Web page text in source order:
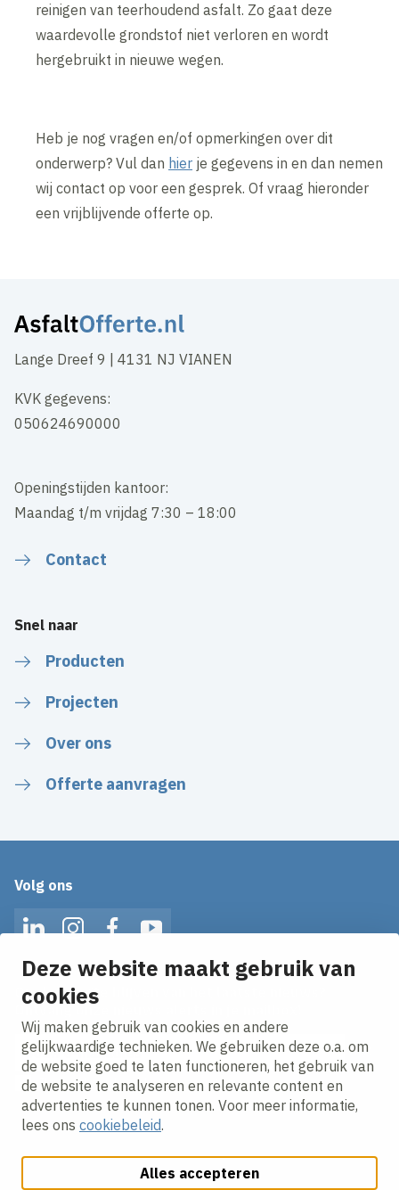
Deze website maakt gebruik van
cookies
Wij maken gebruik van cookies en andere
gelijkwaardige technieken. We gebruiken deze o.a. om
de website goed te laten functioneren, het gebruik van
de website te analyseren en relevante content en
advertenties te kunnen tonen. Voor meer informatie,
lees ons cookiebeleid.
Alles accepteren
reinigen van teerhoudend asfalt. Zo gaat deze
waardevolle grondstof niet verloren en wordt
hergebruikt in nieuwe wegen.
Heb je nog vragen en/of opmerkingen over dit
onderwerp? Vul dan hier je gegevens in en dan nemen
wij contact op voor een gesprek. Of vraag hieronder
een vrijblijvende offerte op.
Lange Dreef 9 | 4131 NJ VIANEN
KVK gegevens:
050624690000
Openingstijden kantoor:
Maandag t/m vrijdag 7:30 – 18:00
Contact
Snel naar
Producten
Projecten
Over ons
Offerte aanvragen
Volg ons
Op de hoogte blijven van het laatste nieuws?
E-mailadres
Ik ga akkoord met hetprivacy statement.